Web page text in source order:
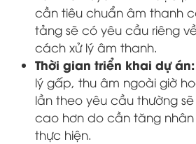
cần tiêu chuẩn âm thanh
tảng sẽ có yêu cầu riêng
cách xử lý âm thanh.
Thời gian triển khai dự án:
lý gấp, thu âm ngoài giờ
lần theo yêu cầu thường
cao hơn do cần tăng nhân
thực hiện.